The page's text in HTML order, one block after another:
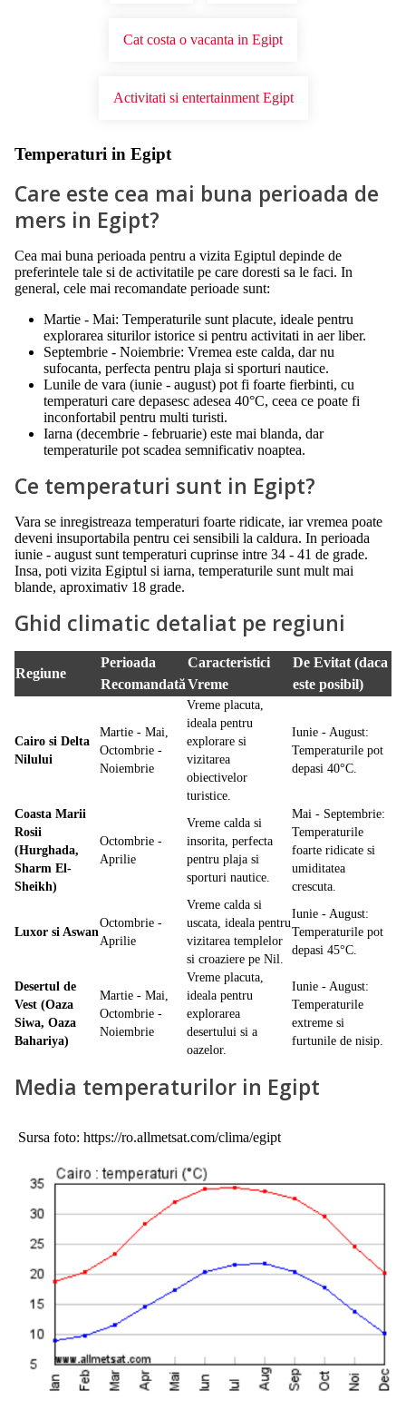
Cat costa o vacanta in Egipt
Activitati si entertainment Egipt
Temperaturi in Egipt
Care este cea mai buna perioada de
mers in Egipt?
Cea mai buna perioada pentru a vizita Egiptul depinde de
preferintele tale si de activitatile pe care doresti sa le faci. In
general, cele mai recomandate perioade sunt:
Martie - Mai: Temperaturile sunt placute, ideale pentru
explorarea siturilor istorice si pentru activitati in aer liber.
Septembrie - Noiembrie: Vremea este calda, dar nu
sufocanta, perfecta pentru plaja si sporturi nautice.
Lunile de vara (iunie - august) pot fi foarte fierbinti, cu
temperaturi care depasesc adesea 40°C, ceea ce poate fi
inconfortabil pentru multi turisti.
Iarna (decembrie - februarie) este mai blanda, dar
temperaturile pot scadea semnificativ noaptea.
Ce temperaturi sunt in Egipt?
Vara se inregistreaza temperaturi foarte ridicate, iar vremea poate
deveni insuportabila pentru cei sensibili la caldura. In perioada
iunie - august sunt temperaturi cuprinse intre 34 - 41 de grade.
Insa, poti vizita Egiptul si iarna, temperaturile sunt mult mai
blande, aproximativ 18 grade.
Ghid climatic detaliat pe regiuni
Regiune
Perioada
Recomandată
Caracteristici
Vreme
De Evitat (daca
este posibil)
Cairo si Delta
Nilului
Martie - Mai,
Octombrie -
Noiembrie
Vreme placuta,
ideala pentru
explorare si
vizitarea
obiectivelor
turistice.
Iunie - August:
Temperaturile pot
depasi 40°C.
Coasta Marii
Rosii
(Hurghada,
Sharm El-
Sheikh)
Octombrie -
Aprilie
Vreme calda si
insorita, perfecta
pentru plaja si
sporturi nautice.
Mai - Septembrie:
Temperaturile
foarte ridicate si
umiditatea
crescuta.
Luxor si Aswan
Octombrie -
Aprilie
Vreme calda si
uscata, ideala pentru
vizitarea templelor
si croaziere pe Nil.
Iunie - August:
Temperaturile pot
depasi 45°C.
Desertul de
Vest (Oaza
Siwa, Oaza
Bahariya)
Martie - Mai,
Octombrie -
Noiembrie
Vreme placuta,
ideala pentru
explorarea
desertului si a
oazelor.
Iunie - August:
Temperaturile
extreme si
furtunile de nisip.
Media temperaturilor in Egipt
Sursa foto: https://ro.allmetsat.com/clima/egipt